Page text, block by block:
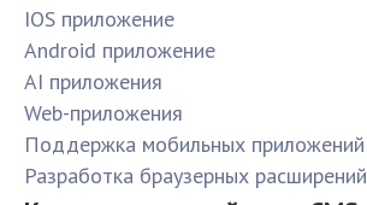
IOS приложение
Android приложение
AI приложения
Web-приложения
Поддержка мобильных приложений
Разработка браузерных расширений